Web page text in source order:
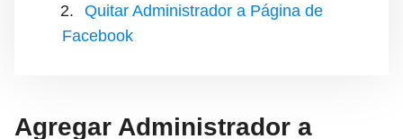
Quitar Administrador a Página de
Facebook
Agregar Administrador a